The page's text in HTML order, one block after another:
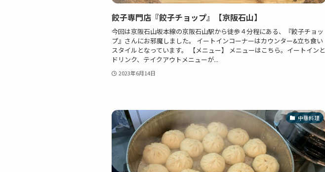
餃子専門店『餃子チョップ』【京阪石山】
今回は京阪石山坂本線の京阪石山駅から徒歩４分程にある、『餃子チョッ
プ』さんにお邪魔しました。 イートインコーナーはカウンター&立ち食い
スタイルとなっています。 【メニュー】 メニューはこちら。イートインと
ドリンク、テイクアウトメニューが...
2023年6月14日
中華料理